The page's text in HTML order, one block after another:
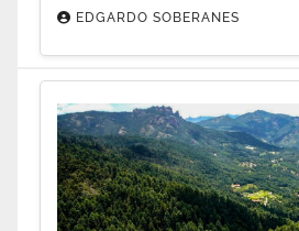
EDGARDO SOBERANES